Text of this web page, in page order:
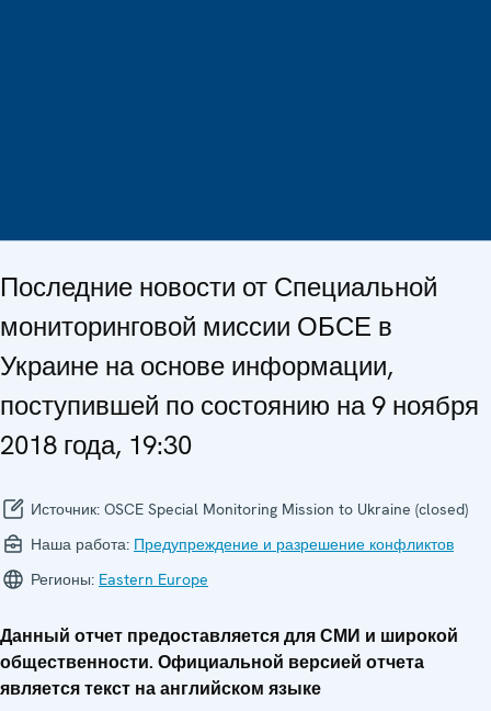
Последние новости от Специальной
мониторинговой миссии ОБСЕ в
Украине на основе информации,
поступившей по состоянию на 9 ноября
2018 года, 19:30
Источник: OSCE Special Monitoring Mission to Ukraine (closed)
Наша работа: Предупреждение и разрешение конфликтов
Регионы: Eastern Europe
Данный отчет предоставляется для СМИ и широкой
общественности. Официальной версией отчета
является текст на английском языке